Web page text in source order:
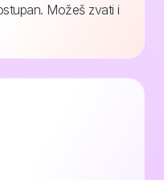
Možeš zvati i